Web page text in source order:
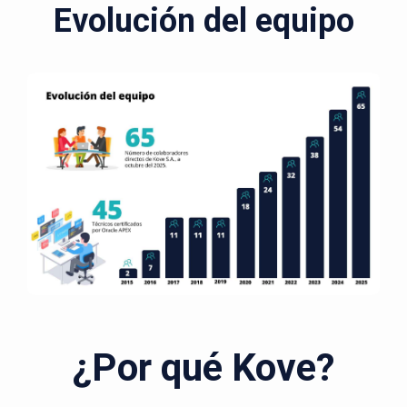
Evolución del equipo
¿Por qué Kove?